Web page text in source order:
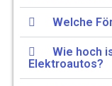
Welche
Wie hoch
Elektroautos?